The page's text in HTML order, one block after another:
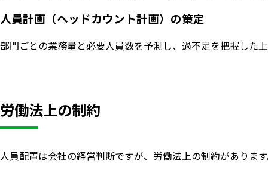
人員計画（ヘッドカウント計画）の策定
部門ごとの業務量と必要人員数を予測し、過不足を把握した
労働法上の制約
人員配置は会社の経営判断ですが、労働法上の制約がありま